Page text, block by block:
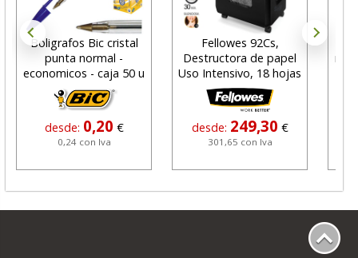
Boligrafos Bic cristal
punta normal -
economicos - caja 50 u
desde: 0,20 €
0,24 con Iva
Fellowes 92Cs,
Destructora de papel
Uso Intensivo, 18 hojas
desde: 249,30 €
301,65 con Iva